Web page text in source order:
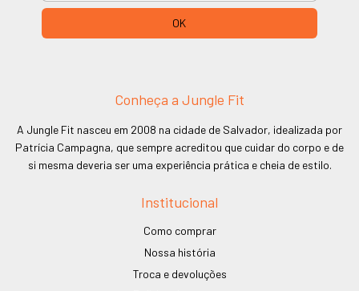
Conheça a Jungle Fit
A Jungle Fit nasceu em 2008 na cidade de Salvador, idealizada por
Patrícia Campagna, que sempre acreditou que cuidar do corpo e de
si mesma deveria ser uma experiência prática e cheia de estilo.
Institucional
Como comprar
Nossa história
Troca e devoluções